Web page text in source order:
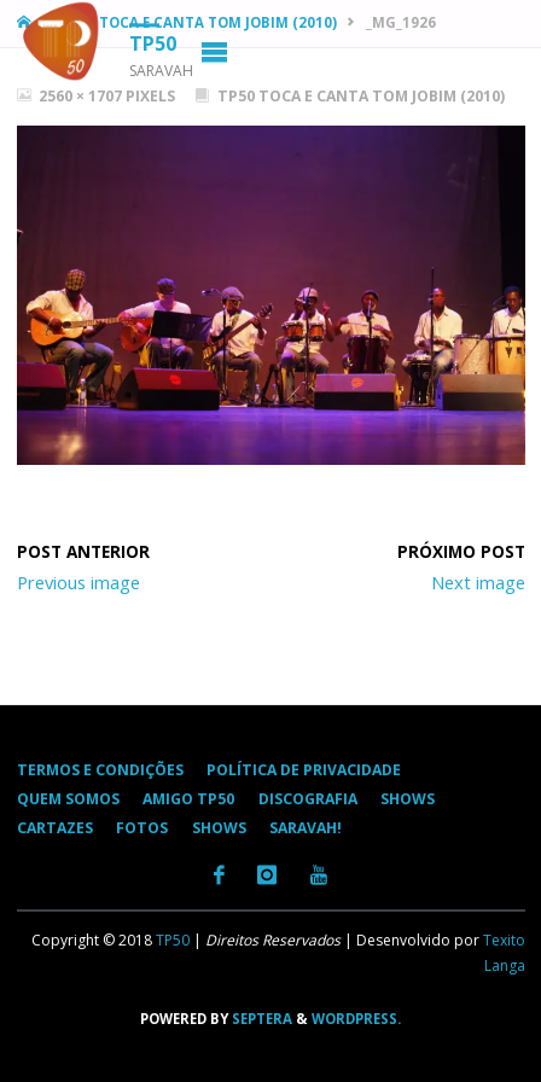
TP50
SARAVAH
HOMETP50 TOCA E CANTA TOM JOBIM (2010) _MG_1926
FULL2560 × 1707 PIXELS TP50 TOCA E CANTA TOM JOBIM (2010)
Previous image Next image
TERMOS E CONDIÇÕES
POLÍTICA DE PRIVACIDADE
QUEM SOMOS
AMIGO TP50 DISCOGRAFIA
SHOWS
CARTAZES
FOTOS SHOWS SARAVAH!
Copyright © 2018TP50 | Direitos Reservados| Desenvolvido porTexito
Langa
POWERED BYSEPTERA & WORDPRESS.